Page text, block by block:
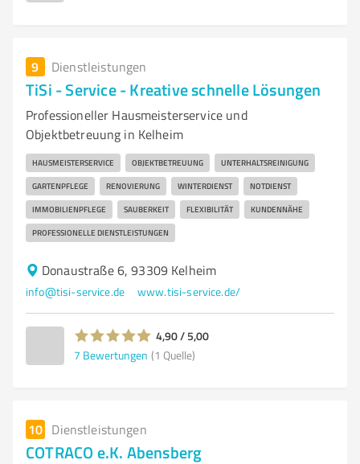
9 Dienstleistungen
TiSi - Service - Kreative schnelle Lösungen
Professioneller Hausmeisterservice und
Objektbetreuung in Kelheim
HAUSMEISTERSERVICE OBJEKTBETREUUNG UNTERHALTSREINIGUNG
GARTENPFLEGE RENOVIERUNG WINTERDIENST NOTDIENST
IMMOBILIENPFLEGE SAUBERKEIT FLEXIBILITÄT KUNDENNÄHE
PROFESSIONELLE DIENSTLEISTUNGEN
Donaustraße 6, 93309 Kelheim
info@tisi-service.de www.tisi-service.de/
4,90 / 5,00
7 Bewertungen (1 Quelle)
10 Dienstleistungen
COTRACO e.K. Abensberg